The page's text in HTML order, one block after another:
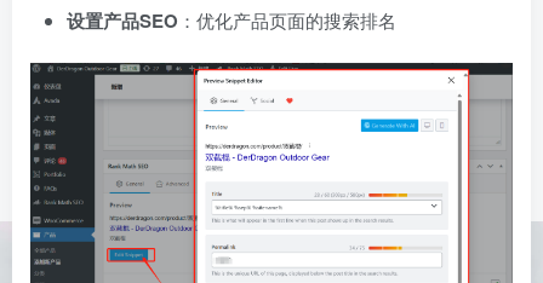
设置产品SEO ：优化产品页面的搜索排名